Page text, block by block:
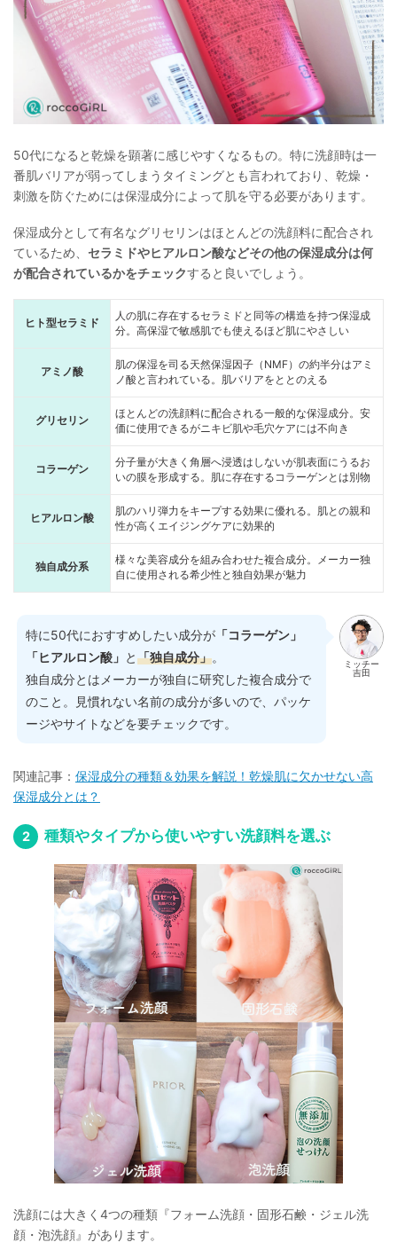
50代になると乾燥を顕著に感じやすくなるもの。特に洗顔時は一
番肌バリアが弱ってしまうタイミングとも言われており、乾燥・
刺激を防ぐためには保湿成分によって肌を守る必要があります。
保湿成分として有名なグリセリンはほとんどの洗顔料に配合され
ているため、 セラミドやヒアルロン酸などその他の保湿成分は何
が配合されているかをチェックすると良いでしょう。
ヒト型セラミド
人の肌に存在するセラミドと同等の構造を持つ保湿成
分。高保湿で敏感肌でも使えるほど肌にやさしい
アミノ酸
肌の保湿を司る天然保湿因子（NMF）の約半分はアミ
ノ酸と言われている。肌バリアをととのえる
グリセリン
ほとんどの洗顔料に配合される一般的な保湿成分。安
価に使用できるがニキビ肌や毛穴ケアには不向き
コラーゲン
分子量が大きく角層へ浸透はしないが肌表面にうるお
いの膜を形成する。肌に存在するコラーゲンとは別物
ヒアルロン酸
肌のハリ弾力をキープする効果に優れる。肌との親和
性が高くエイジングケアに効果的
独自成分系
様々な美容成分を組み合わせた複合成分。メーカー独
自に使用される希少性と独自効果が魅力
ミッチー
吉田
特に50代におすすめしたい成分が 「コラーゲン」
「ヒアルロン酸」 と「独自成分」。
独自成分とはメーカーが独自に研究した複合成分で
のこと。見慣れない名前の成分が多いので、パッケ
ージやサイトなどを要チェックです。
関連記事： 保湿成分の種類＆効果を解説！乾燥肌に欠かせない高
保湿成分とは？
種類やタイプから使いやすい洗顔料を選ぶ
洗顔には大きく4つの種類『フォーム洗顔・固形石鹸・ジェル洗
顔・泡洗顔』があります。